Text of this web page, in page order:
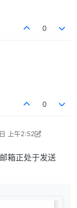
0
0
上午2:52
编辑2024年9月6
箱正处于发送